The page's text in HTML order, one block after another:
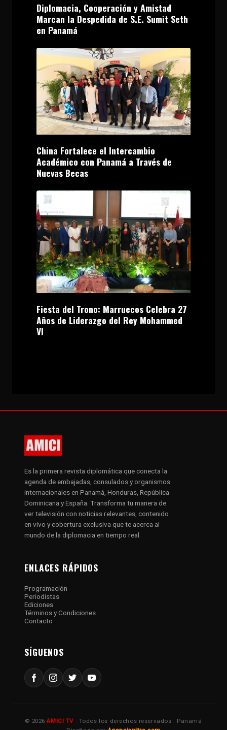
Diplomacia, Cooperación y Amistad
Marcan la Despedida de S.E. Sumit Seth
en Panamá
China Fortalece el Intercambio
Académico con Panamá a Través de
Nuevas Becas
Fiesta del Trono: Marruecos Celebra 27
Años de Liderazgo del Rey Mohammed
VI
Es la primera revista diplomática que conecta la
agenda de embajadas, consulados y organismos
internacionales en Panamá, Honduras, República
Dominicana y España. Transforma tu manera de
ver televisión con noticias relevantes, contenido
en vivo y cobertura exclusiva que te acerca al
mundo de la diplomacia en tiempo real.
ENLACES RÁPIDOS
Programación
Periodistas
Ediciones
Términos y Condiciones
Contacto
SÍGUENOS
© 2026AMICI TV · Todos los derechos reservados · Panamá